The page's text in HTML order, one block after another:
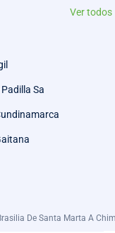
Ver todos
Sa
De Santa Marta A